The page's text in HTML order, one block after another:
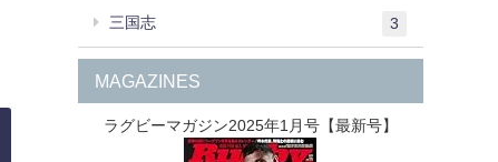
三国志 3
MAGAZINES
ラグビーマガジン2025年1月号【最新号】